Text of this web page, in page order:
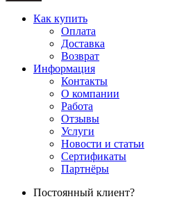
Как купить
Оплата
Доставка
Возврат
Информация
Контакты
О компании
Работа
Отзывы
Услуги
Новости и статьи
Сертификаты
Партнёры
Постоянный клиент?